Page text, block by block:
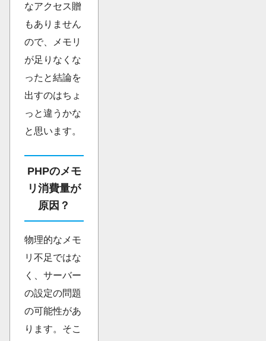
なアクセス贈
もありません
ので、メモリ
が足りなくな
ったと結論を
出すのはちょ
っと違うかな
と思います。
PHPのメモ
リ消費量が
原因？
物理的なメモ
リ不足ではな
く、サーバー
の設定の問題
の可能性があ
ります。そこ